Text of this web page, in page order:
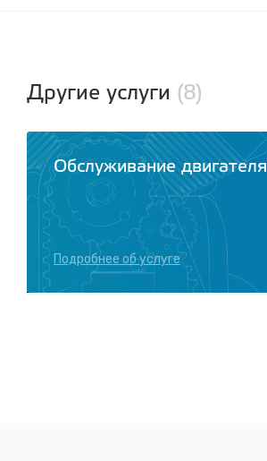
Другие услуги (8)
Обслуживание двигателя
Подробнее об услуге